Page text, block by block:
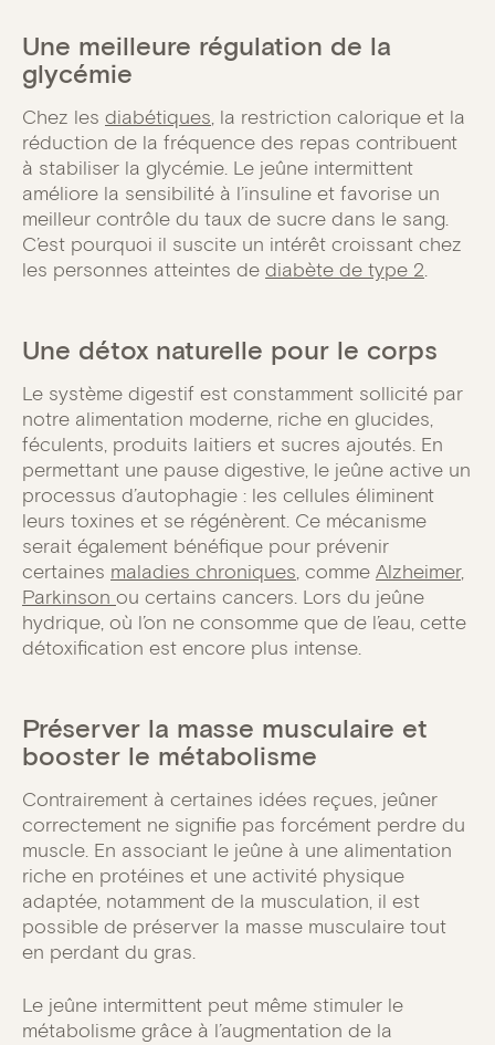
Une meilleure régulation de la
glycémie
Chez les diabétiques, la restriction calorique et la
réduction de la fréquence des repas contribuent
à stabiliser la glycémie. Le jeûne intermittent
améliore la sensibilité à l’insuline et favorise un
meilleur contrôle du taux de sucre dans le sang.
C’est pourquoi il suscite un intérêt croissant chez
les personnes atteintes de diabète de type 2.
Une détox naturelle pour le corps
Le système digestif est constamment sollicité par
notre alimentation moderne, riche en glucides,
féculents, produits laitiers et sucres ajoutés. En
permettant une pause digestive, le jeûne active un
processus d’autophagie : les cellules éliminent
leurs toxines et se régénèrent. Ce mécanisme
serait également bénéfique pour prévenir
certaines maladies chroniques, comme Alzheimer,
Parkinson ou certains cancers. Lors du jeûne
hydrique, où l’on ne consomme que de l’eau, cette
détoxification est encore plus intense.
Préserver la masse musculaire et
booster le métabolisme
Contrairement à certaines idées reçues, jeûner
correctement ne signifie pas forcément perdre du
muscle. En associant le jeûne à une alimentation
riche en protéines et une activité physique
adaptée, notamment de la musculation, il est
possible de préserver la masse musculaire tout
en perdant du gras.
Le jeûne intermittent peut même stimuler le
métabolisme grâce à l’augmentation de la